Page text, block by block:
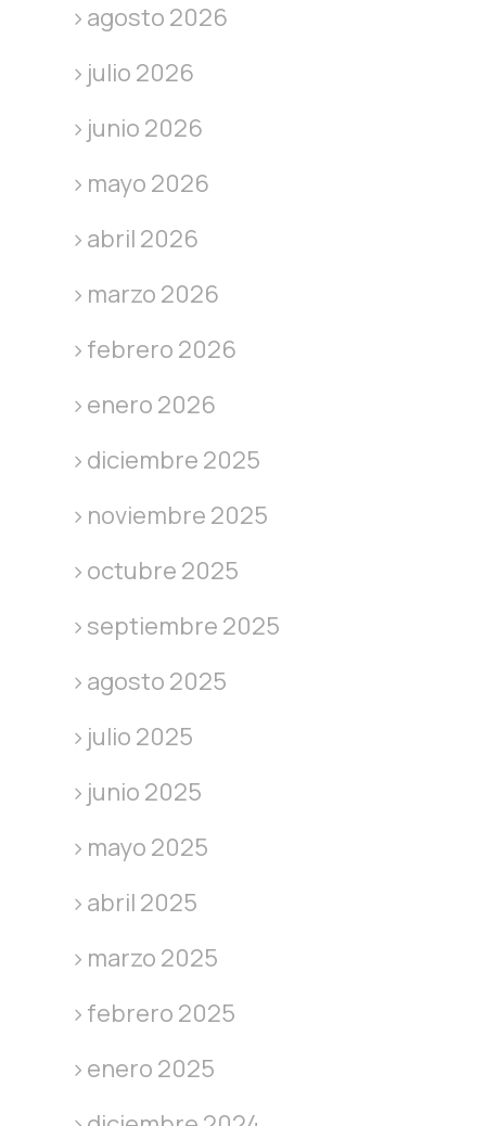
agosto 2026
julio 2026
junio 2026
mayo 2026
abril 2026
marzo 2026
febrero 2026
enero 2026
diciembre 2025
noviembre 2025
octubre 2025
septiembre 2025
agosto 2025
julio 2025
junio 2025
mayo 2025
abril 2025
marzo 2025
febrero 2025
enero 2025